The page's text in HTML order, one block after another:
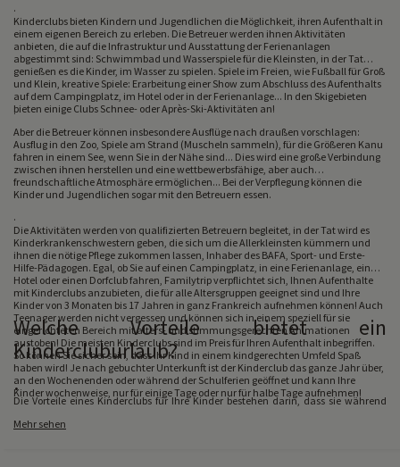
.
Kinderclubs bieten Kindern und Jugendlichen die Möglichkeit, ihren Aufenthalt in
einem eigenen Bereich zu erleben. Die Betreuer werden ihnen Aktivitäten
anbieten, die auf die Infrastruktur und Ausstattung der Ferienanlagen
abgestimmt sind: Schwimmbad und Wasserspiele für die Kleinsten, in der Tat
genießen es die Kinder, im Wasser zu spielen. Spiele im Freien, wie Fußball für Groß
und Klein, kreative Spiele: Erarbeitung einer Show zum Abschluss des Aufenthalts
auf dem Campingplatz, im Hotel oder in der Ferienanlage... In den Skigebieten
bieten einige Clubs Schnee- oder Après-Ski-Aktivitäten an!
.
.
Aber die Betreuer können insbesondere Ausflüge nach draußen vorschlagen:
Ausflug in den Zoo, Spiele am Strand (Muscheln sammeln), für die Größeren Kanu
fahren in einem See, wenn Sie in der Nähe sind... Dies wird eine große Verbindung
zwischen ihnen herstellen und eine wettbewerbsfähige, aber auch
freundschaftliche Atmosphäre ermöglichen... Bei der Verpflegung können die
Kinder und Jugendlichen sogar mit den Betreuern essen.
.
.
Die Aktivitäten werden von qualifizierten Betreuern begleitet, in der Tat wird es
Kinderkrankenschwestern geben, die sich um die Allerkleinsten kümmern und
ihnen die nötige Pflege zukommen lassen, Inhaber des BAFA, Sport- und Erste-
Hilfe-Pädagogen. Egal, ob Sie auf einen Campingplatz, in eine Ferienanlage, ein
Hotel oder einen Dorfclub fahren, Familytrip verpflichtet sich, Ihnen Aufenthalte
mit Kinderclubs anzubieten, die für alle Altersgruppen geeignet sind und Ihre
Kinder von 3 Monaten bis 17 Jahren in ganz Frankreich aufnehmen können! Auch
Teenager werden nicht vergessen und können sich in einem speziell für sie
eingerichteten Bereich mit alters- und stimmungsgerechten Animationen
austoben! Die meisten Kinderclubs sind im Preis für Ihren Aufenthalt inbegriffen.
So können Sie sicher sein, dass Ihr Kind in einem kindgerechten Umfeld Spaß
haben wird! Je nach gebuchter Unterkunft ist der Kinderclub das ganze Jahr über,
an den Wochenenden oder während der Schulferien geöffnet und kann Ihre
Kinder wochenweise, nur für einige Tage oder nur für halbe Tage aufnehmen!
.
Welche Vorteile bietet ein
Kindercluburlaub?
.
Die Vorteile eines Kinderclubs für Ihre Kinder bestehen darin, dass sie während
geeigneten Aktivitäten teilnehmen. Sie werden Beziehungen zu anderen Kindern
Mehr sehen